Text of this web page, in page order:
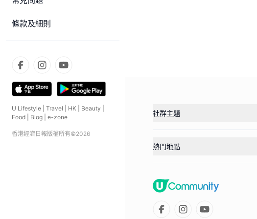
條款及細則
U Lifestyle Travel HK Beauty
Food
Blog e-zone
香港經濟日報版權所有©2026
社群主題
熱門地點